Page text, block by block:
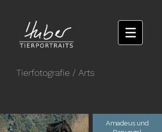
Tierfotografie / Arts
Amadeus und